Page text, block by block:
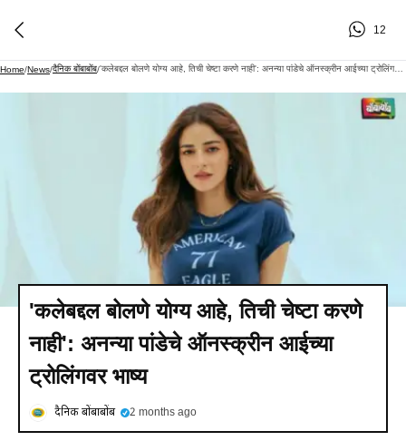
12
Home/News/दैनिक बोंबाबोंब/ 'कलेबद्दल बोलणे योग्य आहे, तिची चेष्टा करणे नाही': अनन्या पांडेचे ऑनस्क्रीन आईच्या ट्रोलिंगवर भाष्य
'कलेबद्दल बोलणे योग्य आहे, तिची चेष्टा करणे
नाही': अनन्या पांडेचे ऑनस्क्रीन आईच्या
ट्रोलिंगवर भाष्य
दैनिक बोंबाबोंब 2 months ago